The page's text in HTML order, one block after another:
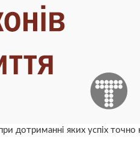
дотриманні яких успіх точно